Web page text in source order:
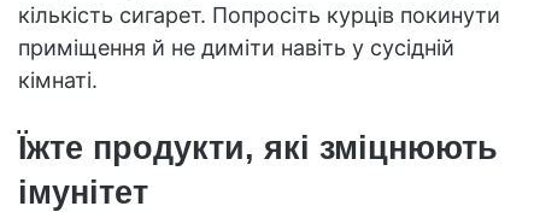
кількість сигарет. Попросіть курців покинути
приміщення й не диміти навіть у сусідній
кімнаті.
Їжте продукти, які зміцнюють
імунітет